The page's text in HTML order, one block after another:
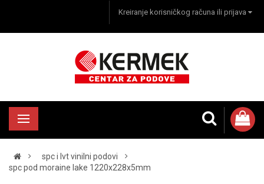
Kreiranje korisničkog računa ili prijava
spc i lvt vinilni podovi
spc pod moraine lake 1220x228x5mm